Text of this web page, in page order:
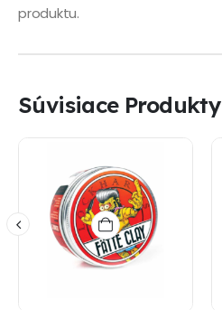
produktu.
Súvisiace Produkty